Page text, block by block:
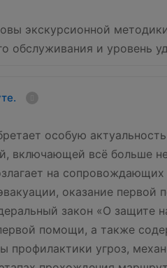
экскурсионной
обслуживания и уровень
особую
включающей всё больше
на
оказание
закон «О защите
помощи, а также
профилактики угроз,